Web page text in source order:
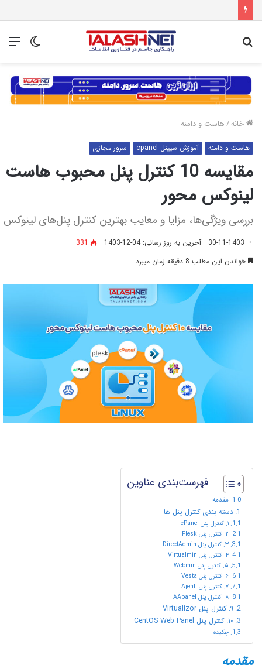
تغییر
خانه/هاست و دامنه
هاست و دامنه آموزش سیپنل cpanel سرور مجازی
مقایسه 10 کنترل پنل محبوب هاست
لینوکس محور
بررسی ویژگی‌ها، مزایا و معایب بهترین کنترل پنل‌های لینوکس
30-11-1403 آخرین به روز رسانی: 04-12-1403
331
خواندن این مطلب 8 دقیقه زمان میبرد
فهرست‌بندی عناوین
مقدمه
دسته بندی کنترل پنل ها
۱. کنترل پنل cPanel
۲. کنترل پنل Plesk
۳. کنترل پنل DirectAdmin
۴. کنترل پنل Virtualmin
۵. کنترل پنل Webmin
۶. کنترل پنل Vesta
۷. کنترل پنل Ajenti
۸. کنترل پنل AApanel
۹. کنترل پنل Virtualizor
۱۰. کنترل پنل CentOS Web Panel
چکیده
مقدمه